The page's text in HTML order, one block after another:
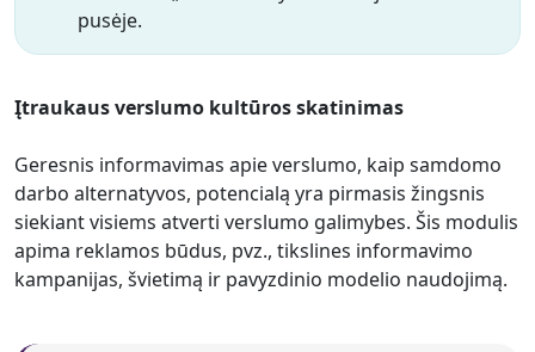
pusėje.
Įtraukaus verslumo kultūros skatinimas
Geresnis informavimas apie verslumo, kaip samdomo
darbo alternatyvos, potencialą yra pirmasis žingsnis
siekiant visiems atverti verslumo galimybes. Šis modulis
apima reklamos būdus, pvz., tikslines informavimo
kampanijas, švietimą ir pavyzdinio modelio naudojimą.